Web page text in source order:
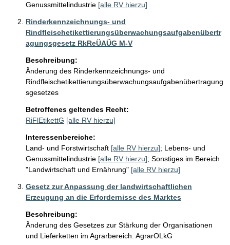
Genussmittelindustrie [alle RV hierzu]
Rinderkennzeichnungs- und
Rindfleischetikettierungsüberwachungsaufgabenübertr
agungsgesetz RkReÜAÜG M-V
Beschreibung:
Änderung des Rinderkennzeichnungs- und
Rindfleischetikettierungsüberwachungsaufgabenübertragung
sgesetzes
Betroffenes geltendes Recht:
RiFlEtikettG [alle RV hierzu]
Interessenbereiche:
Land- und Forstwirtschaft [alle RV hierzu]; Lebens- und
Genussmittelindustrie [alle RV hierzu]; Sonstiges im Bereich
"Landwirtschaft und Ernährung" [alle RV hierzu]
Gesetz zur Anpassung der landwirtschaftlichen
Erzeugung an die Erfordernisse des Marktes
Beschreibung:
Änderung des Gesetzes zur Stärkung der Organisationen
und Lieferketten im Agrarbereich: AgrarOLkG